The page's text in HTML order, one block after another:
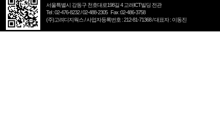
서울특별시 강동구 천호대로198길 4 고려ICT빌딩 전관
Tel : 02-476-8232 / 02-488-2305 Fax :02-486-3758
(주)고려디지웍스 / 사업자등록번호 : 212-81-71368 / 대표자 : 이동진